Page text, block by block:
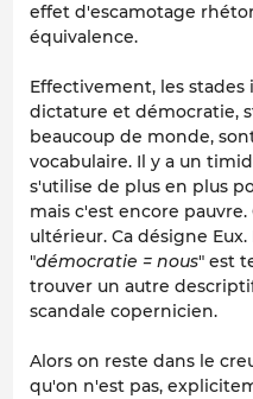
effet d'escamotage
équivalence.
Effectivement, les
dictature et démocratie,
beaucoup de monde,
vocabulaire. Il y a un
s'utilise de plus en plus
mais c'est encore
ultérieur. Ca désigne
"démocratie = nous" est
trouver un autre
scandale copernicien.
Alors on reste dans le
qu'on n'est pas,